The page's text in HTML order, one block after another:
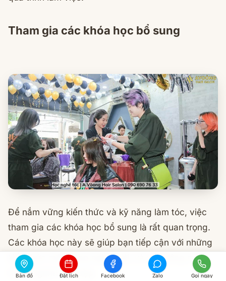
Tham gia các khóa học bổ sung
Để nắm vững kiến thức và kỹ năng làm tóc, việc
tham gia các khóa học bổ sung là rất quan trọng.
Các khóa học này sẽ giúp bạn tiếp cận với những
kiến thức mới, công nghệ mới, và xu hướng mới
trong ngành làm đẹp.
Bản đồ Đặt lịch Facebook Zalo Gọi ngay